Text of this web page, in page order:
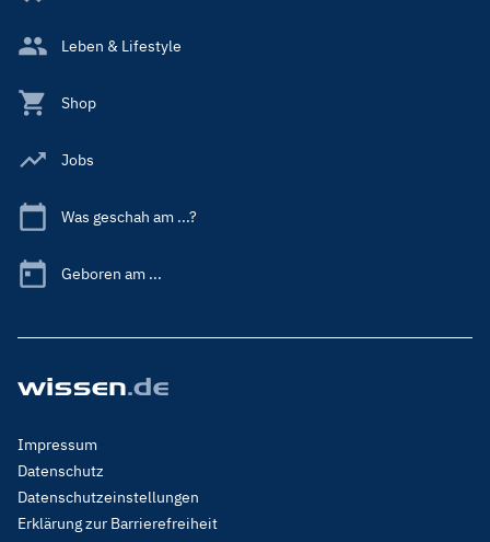
Leben & Lifestyle
Shop
Jobs
Was geschah am ...?
Geboren am ...
Footer
Menu
Legal
Impressum
Datenschutz
Datenschutzeinstellungen
Erklärung zur Barrierefreiheit